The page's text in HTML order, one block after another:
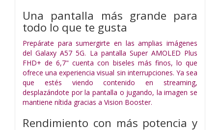
Una pantalla más grande para
todo lo que te gusta
Prepárate para sumergirte en las amplias imágenes
del Galaxy A57 5G. La pantalla Super AMOLED Plus
FHD+ de 6,7" cuenta con biseles más finos, lo que
ofrece una experiencia visual sin interrupciones. Ya sea
que estés viendo contenido en streaming,
desplazándote por la pantalla o jugando, la imagen se
mantiene nítida gracias a Vision Booster.
Rendimiento con más potencia y